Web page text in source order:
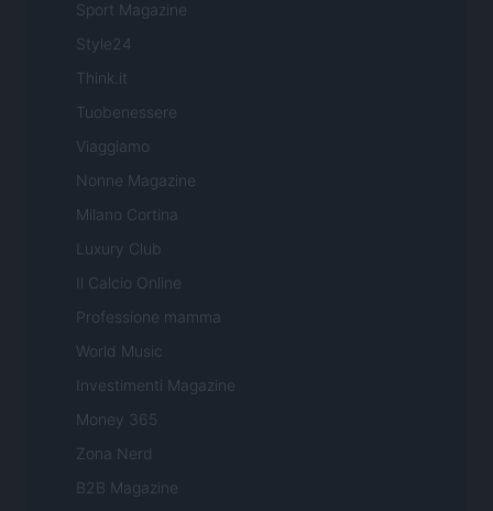
Sport Magazine
Style24
Think.it
Tuobenessere
Viaggiamo
Nonne Magazine
Milano Cortina
Luxury Club
Il Calcio Online
Professione mamma
World Music
Investimenti Magazine
Money 365
Zona Nerd
B2B Magazine